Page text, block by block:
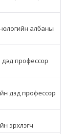
албаны
профессор
дэд профессор
эрхлэгч